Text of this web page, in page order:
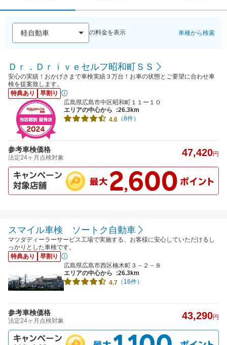
の料金を表示 車種から検索
Ｄｒ．Ｄｒｉｖｅセルフ昭和町ＳＳ
安心の実績！おかげさまで車検実績３万台！お車の状態とご要望に合わせ車
検を提案致します。
特典あり
早割り
広島県広島市中区昭和町１１ー１０
エリアの中心から
:26.3km
4.6 （8件）
参考車検価格
法定24ヶ月点検対象 47,420円
スマイル車検 ソートク自動車
マツダディーラーサービス工場で実施する、お客様に安心していただけるし
っかりとした車検です。
特典あり
早割り
広島県広島市西区楠木町３－２－８
エリアの中心から
:26.3km
4.7 （16件）
参考車検価格
法定24ヶ月点検対象 43,290円